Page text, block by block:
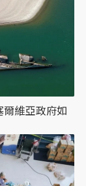
維亞政府如